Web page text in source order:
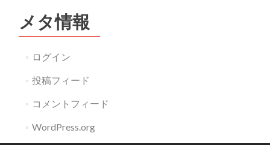
メタ情報
ログイン
投稿フィード
コメントフィード
WordPress.org